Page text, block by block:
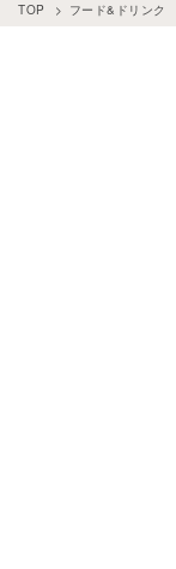
TOP フード&ドリンク